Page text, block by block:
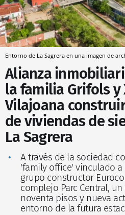
Entorno de La Sagrera en una imagen de
Alianza
la familia Grifols y
Vilajoana
de viviendas de
La Sagrera
A través de la sociedad
'family office' vinculado
grupo constructor
complejo Parc Central,
noventa pisos y nueva
entorno de la futura